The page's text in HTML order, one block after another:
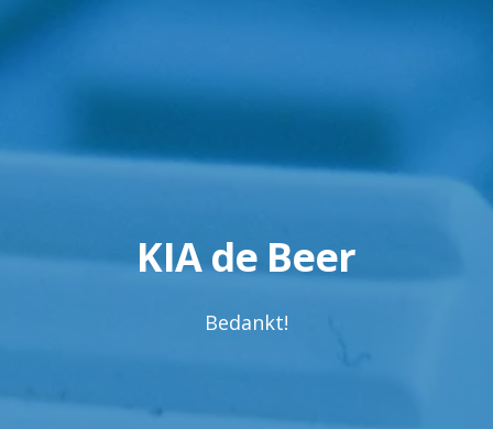
KIA de Beer
Bedankt!